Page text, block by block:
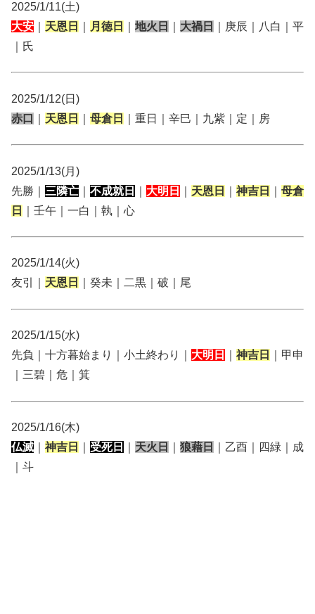
2025/1/11(土)
大安
天恩日 月徳日 地火日 大禍日
｜庚辰｜八白｜平
｜氏
2025/1/12(日)
赤口
天恩日 母倉日 ｜重日｜辛巳｜九紫｜定｜房
2025/1/13(月)
先勝｜ 三隣亡 不成就日 大明日 天恩日 神吉日
母倉
日
｜壬午｜一白｜執｜心
2025/1/14(火)
友引｜ 天恩日 ｜癸未｜二黒｜破｜尾
2025/1/15(水)
先負｜十方暮始まり｜小土終わり｜ 大明日 神吉日
｜甲申
｜三碧｜危｜箕
2025/1/16(木)
仏滅
神吉日 受死日 天火日 狼藉日
｜乙酉｜四緑｜成
｜斗